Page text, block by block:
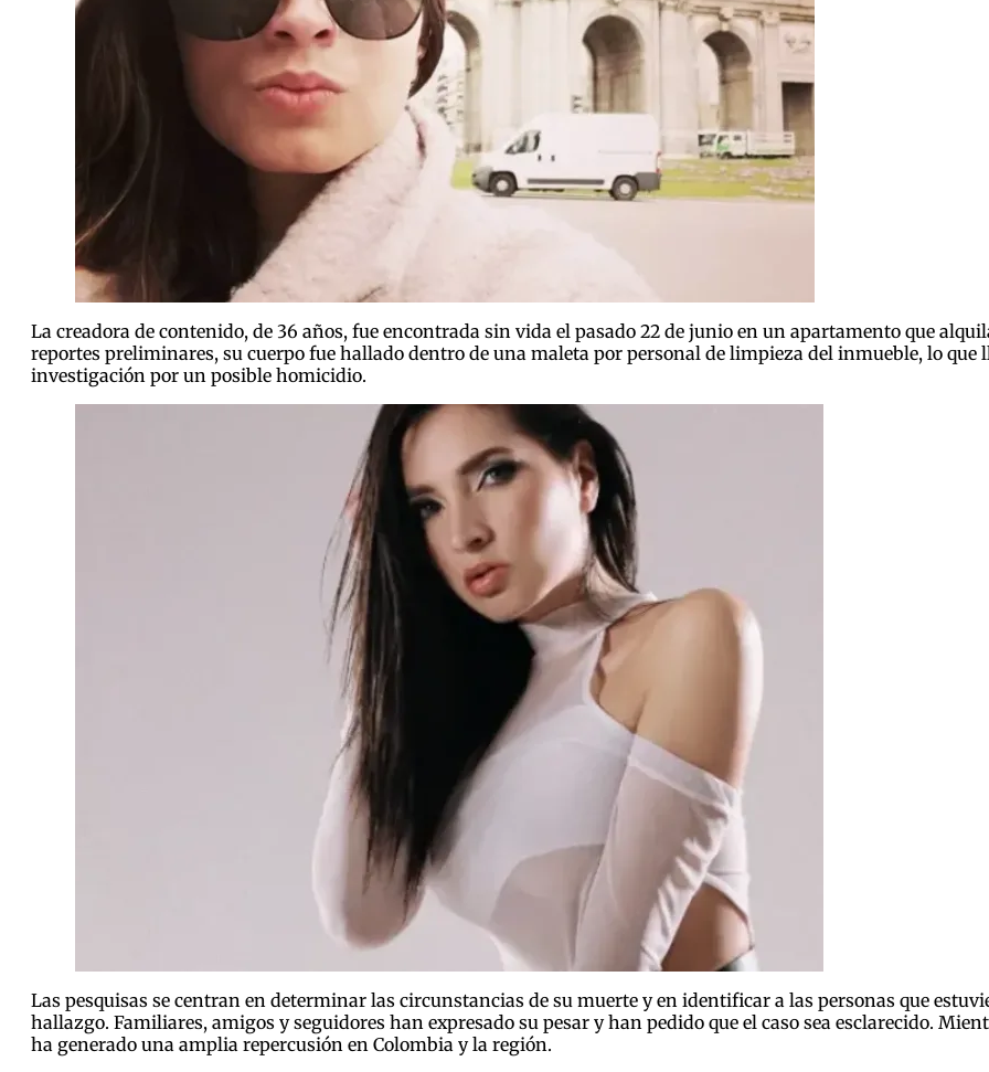
La creadora de contenido, de 36 años, fue encontrada sin vida el pasado 22 de junio en un apartamento que
reportes preliminares, su cuerpo fue hallado dentro de una maleta por personal de limpieza del inmueble, lo que
investigación por un posible homicidio.
Las pesquisas se centran en determinar las circunstancias de su muerte y en identificar a las personas que
hallazgo. Familiares, amigos y seguidores han expresado su pesar y han pedido que el caso sea esclarecido.
ha generado una amplia repercusión en Colombia y la región.